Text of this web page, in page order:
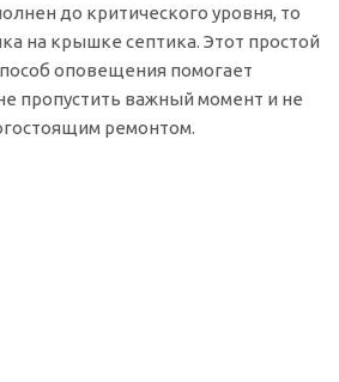
до критического уровня, то
на крышке септика. Этот простой
оповещения помогает
пропустить важный момент и не
ремонтом.